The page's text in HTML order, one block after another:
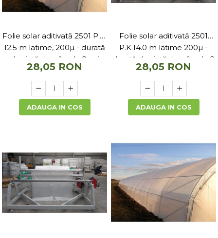
Folie solar aditivată 2501 P.K.
12.5 m latime, 200µ - durată
de viață de pâna la 8 ani
28,05 RON
ADAUGA IN COS
Folie solar aditivată 2501
P.K.14.0 m latime 200µ -
durată de viață de pâna la 8
ani
28,05 RON
ADAUGA IN COS